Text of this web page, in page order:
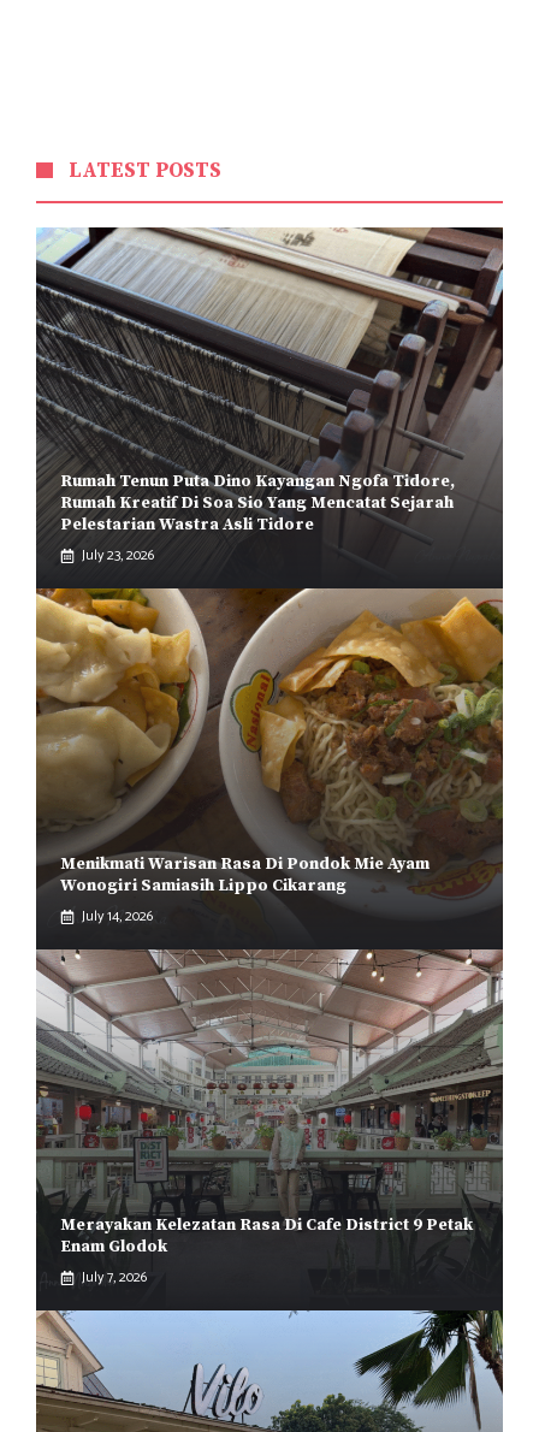
LATEST POSTS
Rumah Tenun Puta Dino Kayangan Ngofa Tidore,
Rumah Kreatif Di Soa Sio Yang Mencatat Sejarah
Pelestarian Wastra Asli Tidore
July 23, 2026
Menikmati Warisan Rasa Di Pondok Mie Ayam
Wonogiri Samiasih Lippo Cikarang
July 14, 2026
Merayakan Kelezatan Rasa Di Cafe District 9 Petak
Enam Glodok
July 7, 2026